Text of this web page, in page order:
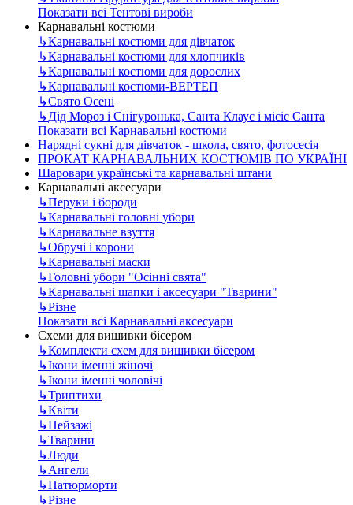
Показати всі Тентові вироби
Карнавальні костюми
↳Карнавальні костюми для дівчаток
↳Карнавальні костюми для хлопчиків
↳Карнавальні костюми для дорослих
↳Карнавальні костюми-ВЕРТЕП
↳Свято Осені
↳Дід Мороз і Снігуронька, Санта Клаус і місіс Санта
Показати всі Карнавальні костюми
Нарядні сукні для дівчаток - школа, свято, фотосесія
ПРОКАТ КАРНАВАЛЬНИХ КОСТЮМІВ ПО УКРАЇНІ
Шаровари українські та карнавальні штани
Карнавальні аксесуари
↳Перуки і бороди
↳Карнавальні головні убори
↳Карнавальне взуття
↳Обручі і корони
↳Карнавальні маски
↳Головні убори "Осінні свята"
↳Карнавальні шапки і аксесуари "Тварини"
↳Різне
Показати всі Карнавальні аксесуари
Схеми для вишивки бісером
↳Комплекти схем для вишивки бісером
↳Ікони іменні жіночі
↳Ікони іменні чоловічі
↳Триптихи
↳Квіти
↳Пейзажі
↳Тварини
↳Люди
↳Ангели
↳Натюрморти
↳Різне